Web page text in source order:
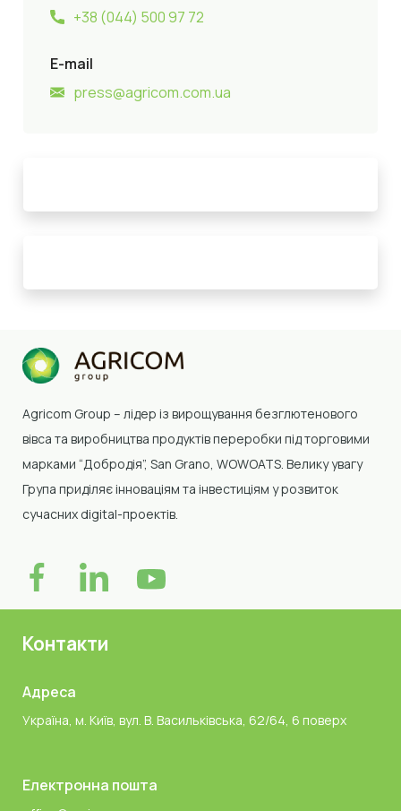
+38 (044) 500 97 72
E-mail
press@agricom.com.ua
Agricom Group – лідер із вирощування безглютенового
вівса та виробництва продуктів переробки під торговими
марками “Добродія”, San Grano, WOWOATS. Велику увагу
Група приділяє інноваціям та інвестиціям у розвиток
сучасних digital-проектів.
Контакти
Адреса
Україна, м. Київ, вул. В. Васильківська, 62/64, 6 поверх
Електронна пошта